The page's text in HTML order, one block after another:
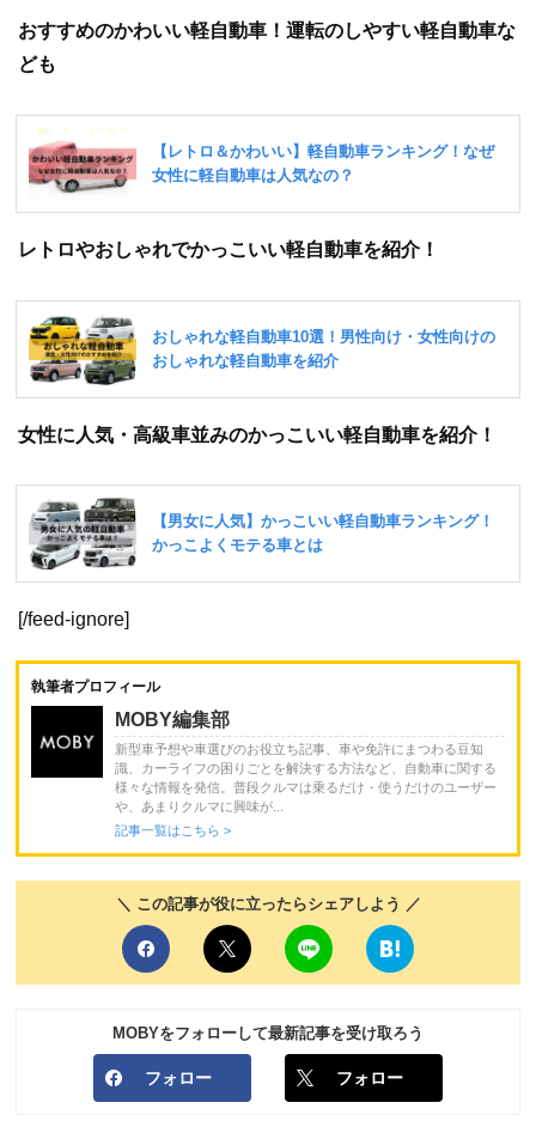
おすすめのかわいい軽自動車！運転のしやすい軽自動車な
ども
レトロやおしゃれでかっこいい軽自動車を紹介！
女性に人気・高級車並みのかっこいい軽自動車を紹介！
[/feed-ignore]
執筆者プロフィール
MOBY編集部
新型車予想や車選びのお役立ち記事、車や免許にまつわる豆知
識、カーライフの困りごとを解決する方法など、自動車に関する
様々な情報を発信。普段クルマは乗るだけ・使うだけのユーザー
や、あまりクルマに興味が...
記事一覧はこちら >
＼ この記事が役に立ったらシェアしよう ／
MOBYをフォローして最新記事を受け取ろう
フォロー フォロー